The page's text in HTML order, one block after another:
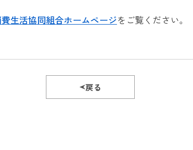
生活協同組合ホームページをご覧ください。
戻る